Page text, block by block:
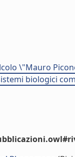
\"Mauro
biologici